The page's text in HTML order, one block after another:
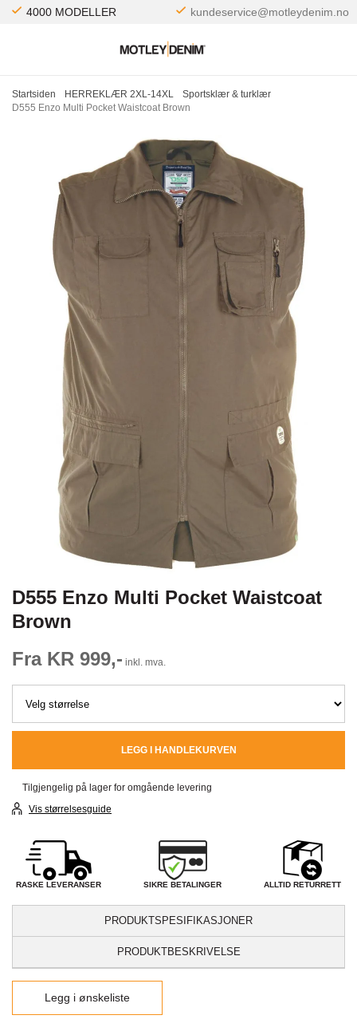
4000 MODELLER kundeservice@motleydenim.no
Startsiden HERREKLÆR 2XL-14XL
Sportsklær & turklær
D555 Enzo Multi Pocket Waistcoat Brown
D555 Enzo Multi Pocket Waistcoat
Brown
Fra KR 999,- inkl. mva.
LEGG I HANDLEKURVEN
Tilgjengelig på lager for omgående levering
Vis størrelsesguide
RASKE LEVERANSER SIKRE BETALINGER ALLTID RETURRETT
PRODUKTSPESIFIKASJONER
PRODUKTBESKRIVELSE
Legg i ønskeliste